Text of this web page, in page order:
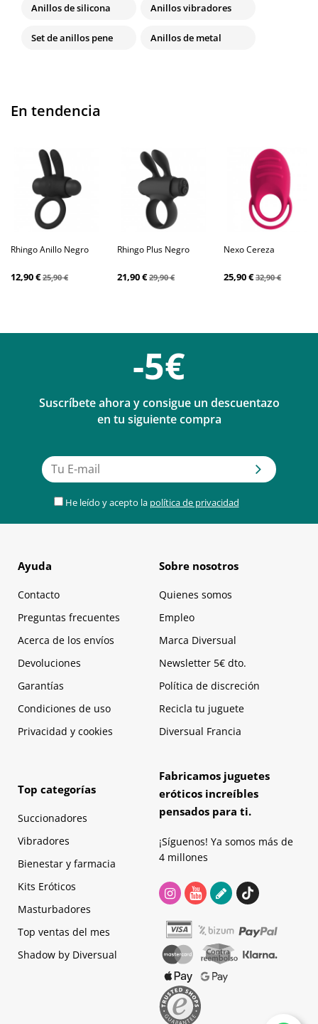
Anillos de silicona Anillos vibradores
Set de anillos pene Anillos de metal
En tendencia
Rhingo Anillo Negro
12,90 €25,90 €
Rhingo Plus Negro
21,90 €29,90 €
Nexo Cereza
25,90 €32,90 €
-5€
Suscríbete ahora y consigue un descuentazo
en tu siguiente compra
He leído y acepto la política de privacidad
Ayuda
Contacto
Preguntas frecuentes
Acerca de los envíos
Devoluciones
Garantías
Condiciones de uso
Privacidad y cookies
Sobre nosotros
Quienes somos
Empleo
Marca Diversual
Newsletter 5€ dto.
Política de discreción
Recicla tu juguete
Diversual Francia
Top categorías
Succionadores
Vibradores
Bienestar y farmacia
Kits Eróticos
Masturbadores
Top ventas del mes
Shadow by Diversual
Fabricamos juguetes
eróticos increíbles
pensados para ti.
¡Síguenos! Ya somos más de
4 millones